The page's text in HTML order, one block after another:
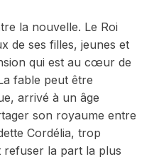
la nouvelle. Le Roi
de ses filles, jeunes et
qui est au cœur de
fable peut être
arrivé à un âge
son royaume entre
Cordélia, trop
refuser la part la plus